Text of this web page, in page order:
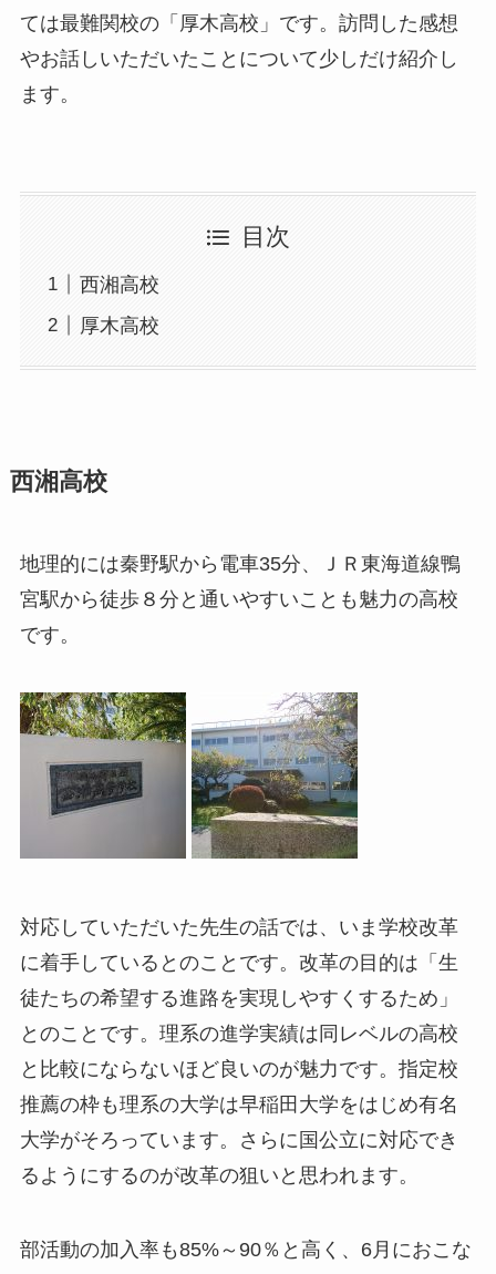
ては最難関校の「厚木高校」です。訪問した感想
やお話しいただいたことについて少しだけ紹介し
ます。
目次
西湘高校
厚木高校
西湘高校
地理的には秦野駅から電車35分、ＪＲ東海道線鴨
宮駅から徒歩８分と通いやすいことも魅力の高校
です。
対応していただいた先生の話では、いま学校改革
に着手しているとのことです。改革の目的は「生
徒たちの希望する進路を実現しやすくするため」
とのことです。理系の進学実績は同レベルの高校
と比較にならないほど良いのが魅力です。指定校
推薦の枠も理系の大学は早稲田大学をはじめ有名
大学がそろっています。さらに国公立に対応でき
るようにするのが改革の狙いと思われます。
部活動の加入率も85%～90％と高く、6月におこな